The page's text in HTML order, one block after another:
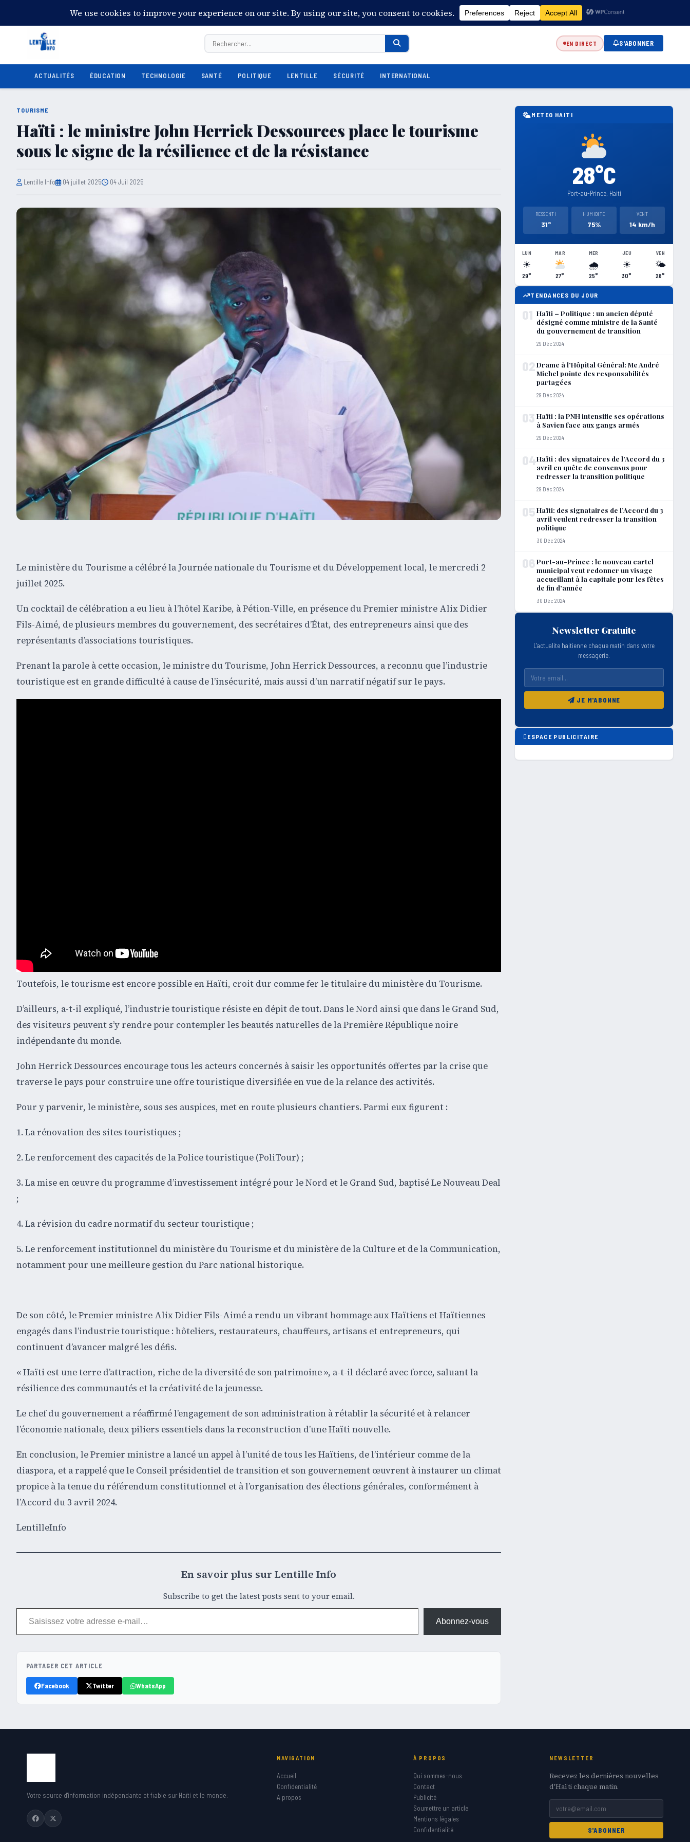
Vendredi 7 août 2026 13:51:14 Port-au-Prince FR EN ES KR
EN DIRECT S'ABONNER
ACTUALITÉS ÉDUCATION TECHNOLOGIE SANTÉ POLITIQUE LENTILLE SÉCURITÉ INTERNATIONAL
TOURISME
Haïti : le ministre John Herrick Dessources place le tourisme
sous le signe de la résilience et de la résistance
Lentille Info 04 juillet 2025 04 Juil 2025
Le ministère du Tourisme a célébré la Journée nationale du Tourisme et du Développement local, le mercredi 2
juillet 2025.
Un cocktail de célébration a eu lieu à l’hôtel Karibe, à Pétion-Ville, en présence du Premier ministre Alix Didier
Fils-Aimé, de plusieurs membres du gouvernement, des secrétaires d’État, des entrepreneurs ainsi que des
représentants d’associations touristiques.
Prenant la parole à cette occasion, le ministre du Tourisme, John Herrick Dessources, a reconnu que l’industrie
touristique est en grande difficulté à cause de l’insécurité, mais aussi d’un narratif négatif sur le pays.
Toutefois, le tourisme est encore possible en Haïti, croit dur comme fer le titulaire du ministère du Tourisme.
D’ailleurs, a-t-il expliqué, l’industrie touristique résiste en dépit de tout. Dans le Nord ainsi que dans le Grand Sud,
des visiteurs peuvent s’y rendre pour contempler les beautés naturelles de la Première République noire
indépendante du monde.
John Herrick Dessources encourage tous les acteurs concernés à saisir les opportunités offertes par la crise que
traverse le pays pour construire une offre touristique diversifiée en vue de la relance des activités.
Pour y parvenir, le ministère, sous ses auspices, met en route plusieurs chantiers. Parmi eux figurent :
1. La rénovation des sites touristiques ;
2. Le renforcement des capacités de la Police touristique (PoliTour) ;
3. La mise en œuvre du programme d’investissement intégré pour le Nord et le Grand Sud, baptisé Le Nouveau Deal
;
4. La révision du cadre normatif du secteur touristique ;
5. Le renforcement institutionnel du ministère du Tourisme et du ministère de la Culture et de la Communication,
notamment pour une meilleure gestion du Parc national historique.
De son côté, le Premier ministre Alix Didier Fils-Aimé a rendu un vibrant hommage aux Haïtiens et Haïtiennes
engagés dans l’industrie touristique : hôteliers, restaurateurs, chauffeurs, artisans et entrepreneurs, qui
continuent d’avancer malgré les défis.
« Haïti est une terre d’attraction, riche de la diversité de son patrimoine », a-t-il déclaré avec force, saluant la
résilience des communautés et la créativité de la jeunesse.
Le chef du gouvernement a réaffirmé l’engagement de son administration à rétablir la sécurité et à relancer
l’économie nationale, deux piliers essentiels dans la reconstruction d’une Haïti nouvelle.
En conclusion, le Premier ministre a lancé un appel à l’unité de tous les Haïtiens, de l’intérieur comme de la
diaspora, et a rappelé que le Conseil présidentiel de transition et son gouvernement œuvrent à instaurer un climat
propice à la tenue du référendum constitutionnel et à l’organisation des élections générales, conformément à
l’Accord du 3 avril 2024.
LentilleInfo
En savoir plus sur Lentille Info
Subscribe to get the latest posts sent to your email.
Saisissez votre adresse e-mail…
Abonnez-vous
PARTAGER CET ARTICLE
Facebook Twitter WhatsApp
METEO HAITI
28°C
Port-au-Prince, Haiti
RESSENTI
31°
HUMIDITE
75%
VENT
14 km/h
LUN
☀
29°
MAR
27°
MER
🌧
25°
JEU
☀
30°
VEN
🌤
28°
TENDANCES DU JOUR
01 Haïti – Politique : un ancien député
désigné comme ministre de la Santé
du gouvernement de transition
29 Déc 2024
02Drame à l’Hôpital Général: Me André
Michel pointe des responsabilités
partagées
29 Déc 2024
03 Haïti : la PNH intensifie ses opérations
à Savien face aux gangs armés
29 Déc 2024
04Haïti : des signataires de l’Accord du 3
avril en quête de consensus pour
redresser la transition politique
29 Déc 2024
05Haïti: des signataires de l’Accord du 3
avril veulent redresser la transition
politique
30 Déc 2024
06Port-au-Prince : le nouveau cartel
municipal veut redonner un visage
accueillant à la capitale pour les fêtes
de fin d’année
30 Déc 2024
Newsletter Gratuite
L'actualite haitienne chaque matin dans votre
messagerie.
JE M'ABONNE
ESPACE PUBLICITAIRE
Votre source d'information indépendante et fiable sur Haïti et le monde.
NAVIGATION
Accueil
Confidentialité
A propos
À PROPOS
Qui sommes-nous
Contact
Publicité
Soumettre un article
Mentions légales
Confidentialité
NEWSLETTER
Recevez les dernières nouvelles
d'Haïti chaque matin.
S'ABONNER